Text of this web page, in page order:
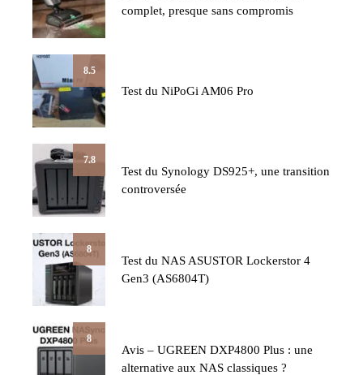
complet, presque sans compromis
8.5
Test du NiPoGi AM06 Pro
7.8
Test du Synology DS925+, une transition
controversée
8
Test du NAS ASUSTOR Lockerstor 4
Gen3 (AS6804T)
8
Avis – UGREEN DXP4800 Plus : une
alternative aux NAS classiques ?